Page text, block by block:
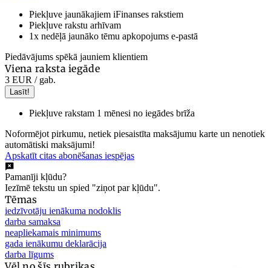
Piekļuve jaunākajiem iFinanses rakstiem
Piekļuve rakstu arhīvam
1x nedēļā jaunāko tēmu apkopojums e-pastā
Piedāvājums spēkā jauniem klientiem
Viena raksta iegāde
3 EUR / gab.
Lasīt!
Piekļuve rakstam 1 mēnesi no iegādes brīža
Noformējot pirkumu, netiek piesaistīta maksājumu karte un nenotiek
automātiski maksājumi!
Apskatīt citas abonēšanas iespējas
Pamanīji kļūdu?
Iezīmē tekstu un spied "ziņot par kļūdu".
Tēmas
iedzīvotāju ienākuma nodoklis
darba samaksa
neapliekamais minimums
gada ienākumu deklarācija
darba līgums